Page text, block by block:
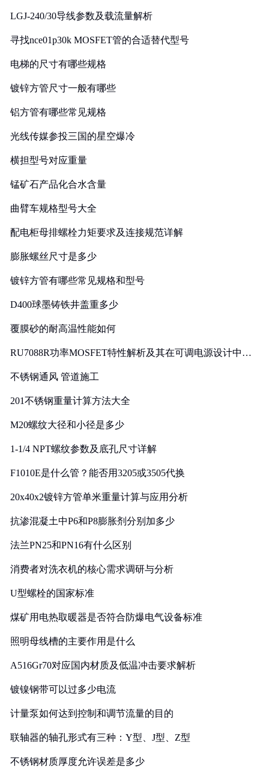
LGJ-240/30导线参数及载流量解析
寻找nce01p30k MOSFET管的合适替代型号
电梯的尺寸有哪些规格
镀锌方管尺寸一般有哪些
铝方管有哪些常见规格
光线传媒参投三国的星空爆冷
横担型号对应重量
锰矿石产品化合水含量
曲臂车规格型号大全
配电柜母排螺栓力矩要求及连接规范详解
膨胀螺丝尺寸是多少
镀锌方管有哪些常见规格和型号
D400球墨铸铁井盖重多少
覆膜砂的耐高温性能如何
RU7088R功率MOSFET特性解析及其在可调电源设计中的
不锈钢通风 管道施工
201不锈钢重量计算方法大全
M20螺纹大径和小径是多少
1-1/4 NPT螺纹参数及底孔尺寸详解
F1010E是什么管？能否用3205或3505代换
20x40x2镀锌方管单米重量计算与应用分析
抗渗混凝土中P6和P8膨胀剂分别加多少
法兰PN25和PN16有什么区别
消费者对洗衣机的核心需求调研与分析
U型螺栓的国家标准
煤矿用电热取暖器是否符合防爆电气设备标准
照明母线槽的主要作用是什么
A516Gr70对应国内材质及低温冲击要求解析
镀镍钢带可以过多少电流
计量泵如何达到控制和调节流量的目的
联轴器的轴孔形式有三种：Y型、J型、Z型
不锈钢材质厚度允许误差是多少